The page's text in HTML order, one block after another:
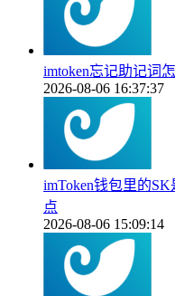
imtoken忘记助记词
2026-08-06 16:37:37
imToken钱包里的
点
2026-08-06 15:09:14